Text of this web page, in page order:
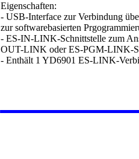
Eigenschaften:
- USB-Interface zur Verbindung
zur softwarebasierten
- ES-IN-LINK-Schnittstelle zum
OUT-LINK oder ES-PGM-LINK-
- Enthält 1 YD6901 ES-LINK-